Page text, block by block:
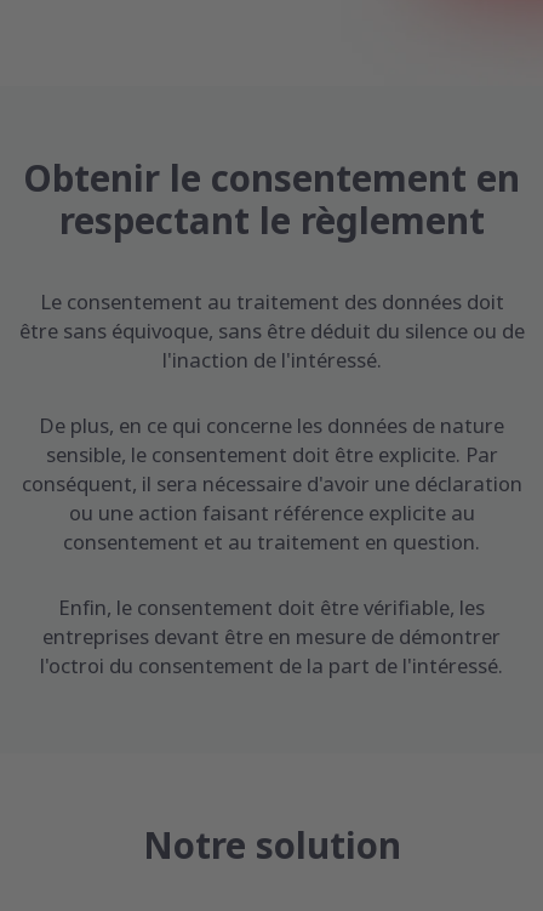
Obtenir le consentement en
respectant le règlement
Le consentement au traitement des données doit
être sans équivoque, sans être déduit du silence ou de
l'inaction de l'intéressé.
De plus, en ce qui concerne les données de nature
sensible, le consentement doit être explicite. Par
conséquent, il sera nécessaire d'avoir une déclaration
ou une action faisant référence explicite au
consentement et au traitement en question.
Enfin, le consentement doit être vérifiable, les
entreprises devant être en mesure de démontrer
l'octroi du consentement de la part de l'intéressé.
Notre solution